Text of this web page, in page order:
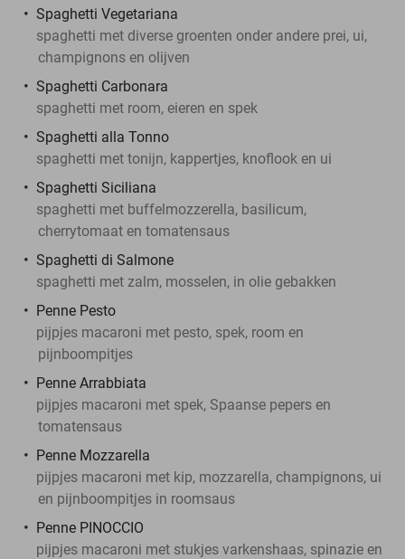
Spaghetti Vegetariana
spaghetti met diverse groenten onder andere prei, ui,
champignons en olijven
Spaghetti Carbonara
spaghetti met room, eieren en spek
Spaghetti alla Tonno
spaghetti met tonijn, kappertjes, knoflook en ui
Spaghetti Siciliana
spaghetti met buffelmozzerella, basilicum,
cherrytomaat en tomatensaus
Spaghetti di Salmone
spaghetti met zalm, mosselen, in olie gebakken
Penne Pesto
pijpjes macaroni met pesto, spek, room en
pijnboompitjes
Penne Arrabbiata
pijpjes macaroni met spek, Spaanse pepers en
tomatensaus
Penne Mozzarella
pijpjes macaroni met kip, mozzarella, champignons, ui
en pijnboompitjes in roomsaus
Penne PINOCCIO
pijpjes macaroni met stukjes varkenshaas, spinazie en